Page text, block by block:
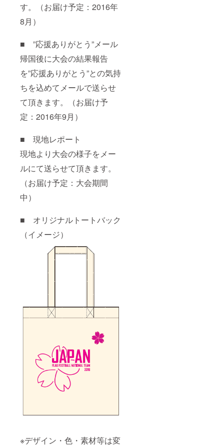
す。（お届け予定：2016年
8月）
■ ”応援ありがとう”メール
帰国後に大会の結果報告
を”応援ありがとう”との気持
ちを込めてメールで送らせ
て頂きます。（お届け予
定：2016年9月）
■ 現地レポート
現地より大会の様子をメー
ルにて送らせて頂きます。
（お届け予定：大会期間
中）
■ オリジナルトートバック
（イメージ）
※デザイン・色・素材等は変